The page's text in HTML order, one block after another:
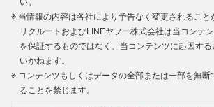
い。
当情報の内容は各社により予告なく変更されるこ
リクルートおよびLINEヤフー株式会社は当コンテ
を保証するものではなく、当コンテンツに起因す
いかねます。
コンテンツもしくはデータの全部または一部を無
ることを禁じます。